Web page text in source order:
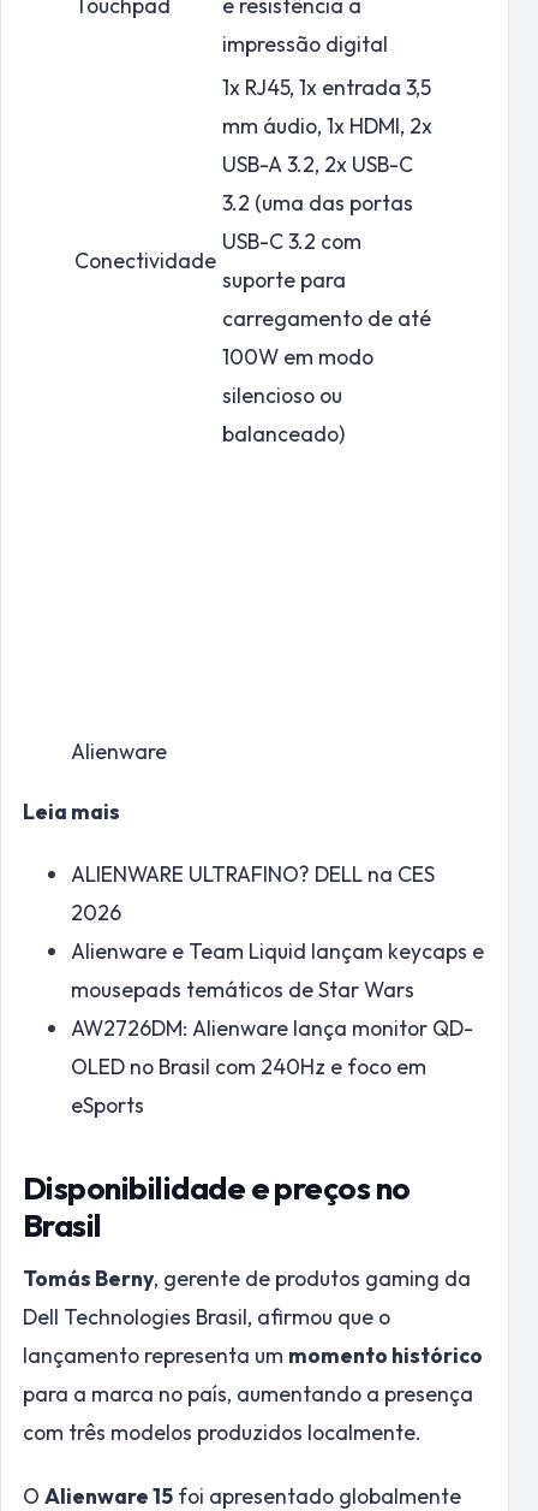
impressão digital
Conectividade
1x RJ45, 1x entrada 3,5
mm áudio, 1x HDMI, 2x
USB-A 3.2, 2x USB-C
3.2 (uma das portas
USB-C 3.2 com
suporte para
carregamento de até
100W em modo
silencioso ou
balanceado)
Alienware
Leia mais
ALIENWARE ULTRAFINO? DELL na CES
2026
Alienware e Team Liquid lançam keycaps e
mousepads temáticos de Star Wars
AW2726DM: Alienware lança monitor QD-
OLED no Brasil com 240Hz e foco em
eSports
Disponibilidade e preços no
Brasil
Tomás Berny, gerente de produtos gaming da
Dell Technologies Brasil, afirmou que o
lançamento representa um momento histórico
para a marca no país, aumentando a presença
com três modelos produzidos localmente.
O Alienware 15 foi apresentado globalmente